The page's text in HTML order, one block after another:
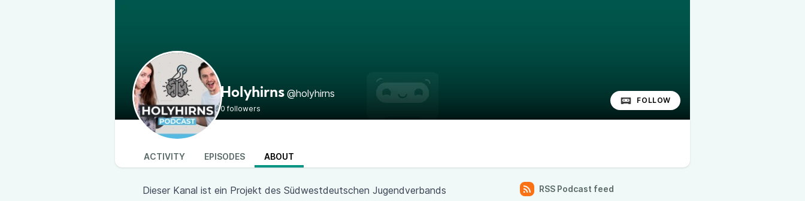
Holyhirns @holyhirns
0 followers
FOLLOW
ACTIVITY EPISODES ABOUT
Dieser Kanal ist ein Projekt des Südwestdeutschen Jugendverbands
RSS Podcast feed